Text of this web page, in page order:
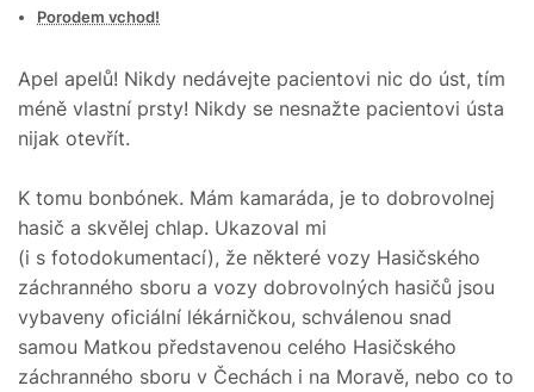
Porodem vchod!
Apel apelů! Nikdy nedávejte pacientovi nic do úst, tím
méně vlastní prsty! Nikdy se nesnažte pacientovi ústa
nijak otevřít.
K tomu bonbónek. Mám kamaráda, je to dobrovolnej
hasič a skvělej chlap. Ukazoval mi
(i s fotodokumentací), že některé vozy Hasičského
záchranného sboru a vozy dobrovolných hasičů jsou
vybaveny oficiální lékárničkou, schválenou snad
samou Matkou představenou celého Hasičského
záchranného sboru v Čechách i na Moravě, nebo co to